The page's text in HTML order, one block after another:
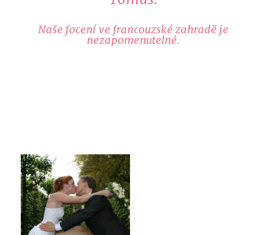
Naše focení ve francouzské zahradě je
nezapomenutelné.